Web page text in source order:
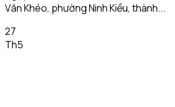
Văn Khéo, phường Ninh Kiều, thành...
27
Th5